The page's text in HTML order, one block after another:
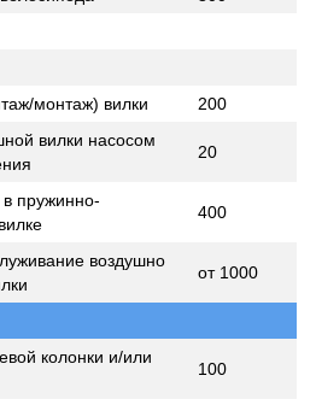
монтаж) вилки 200
вилки насосом
20
пружинно-
400
воздушно
от 1000
колонки и/или
100